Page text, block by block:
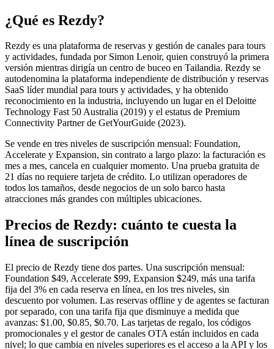
¿Qué es Rezdy?
Rezdy es una plataforma de reservas y gestión de canales para tours
y actividades, fundada por Simon Lenoir, quien construyó la primera
versión mientras dirigía un centro de buceo en Tailandia. Rezdy se
autodenomina la plataforma independiente de distribución y reservas
SaaS líder mundial para tours y actividades, y ha obtenido
reconocimiento en la industria, incluyendo un lugar en el Deloitte
Technology Fast 50 Australia (2019) y el estatus de Premium
Connectivity Partner de GetYourGuide (2023).
Se vende en tres niveles de suscripción mensual: Foundation,
Accelerate y Expansion, sin contrato a largo plazo: la facturación es
mes a mes, cancela en cualquier momento. Una prueba gratuita de
21 días no requiere tarjeta de crédito. Lo utilizan operadores de
todos los tamaños, desde negocios de un solo barco hasta
atracciones más grandes con múltiples ubicaciones.
Precios de Rezdy: cuánto te cuesta la
línea de suscripción
El precio de Rezdy tiene dos partes. Una suscripción mensual:
Foundation $49, Accelerate $99, Expansion $249, más una tarifa
fija del 3% en cada reserva en línea, en los tres niveles, sin
descuento por volumen. Las reservas offline y de agentes se facturan
por separado, con una tarifa fija que disminuye a medida que
avanzas: $1.00, $0.85, $0.70. Las tarjetas de regalo, los códigos
promocionales y el gestor de canales OTA están incluidos en cada
nivel; lo que cambia en niveles superiores es el acceso a la API y los